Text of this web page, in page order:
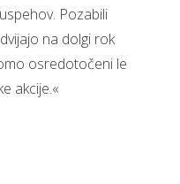
Pozabili
na dolgi rok
osredotočeni le
akcije.«